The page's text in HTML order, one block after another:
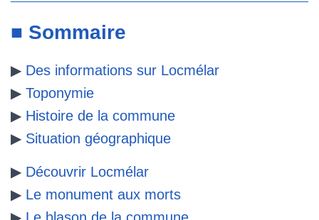
o
k
r e
s
■ Sommaire
▶ Des informations sur Locmélar
▶ Toponymie
▶ Histoire de la commune
▶ Situation géographique
▶ Découvrir Locmélar
▶ Le monument aux morts